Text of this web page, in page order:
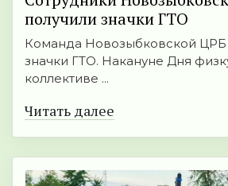
получили значки ГТО
Команда Новозыбковской ЦРБ
значки ГТО. Накануне Дня
коллективе ...
Читать далее